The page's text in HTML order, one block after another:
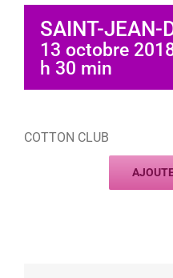
SAINT-JEAN-
13 octobre
h 30 min
COTTON CLUB